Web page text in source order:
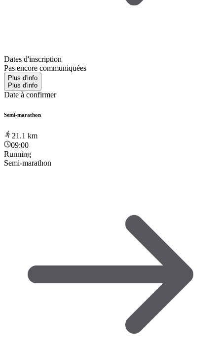
Dates d'inscription
Pas encore communiquées
Plus d'info
Plus d'info
Date à confirmer
Semi-marathon
21.1 km
09:00
Running
Semi-marathon